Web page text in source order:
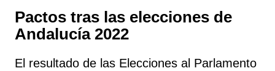
Pactos tras las elecciones de
Andalucía 2022
El resultado de las Elecciones al Parlamento